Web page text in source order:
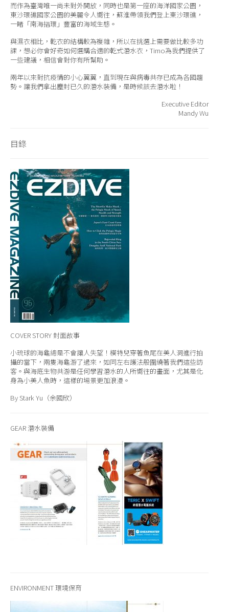
而作為臺灣唯一尚未對外開放，同時也是第一座的海洋國家公園，
東沙環礁國家公園的美麗令人嚮往，蘇淮帶領我們登上東沙環礁，
一睹「南海指環」豐富的海域生態。
與濕衣相比，乾衣的結構較為複雜，所以在挑選上需要做比較多功
課，想必你會好奇如何選購合適的乾式潛水衣，Timo為我們提供了
一些建議，相信會對你有所幫助。
兩年以來對抗疫情的小心翼翼，直到現在與病毒共存已成為各國趨
勢。讓我們拿出塵封已久的潛水裝備，是時候該去潛水啦！
Executive Editor
Mandy Wu
目錄
COVER STORY封面故事
小琉球的海龜總是不會讓人失望！模特兒穿著魚尾在美人洞進行拍
攝的當下，兩隻海龜游了過來，如同左右護法般圍繞著我們這些訪
客。與海底生物共游是任何學習潛水的人所嚮往的畫面，尤其是化
身為小美人魚時，這樣的場景更加浪漫。
By Stark Yu（余國欣）
GEAR 潛水裝備
ENVIRONMENT 環境保育